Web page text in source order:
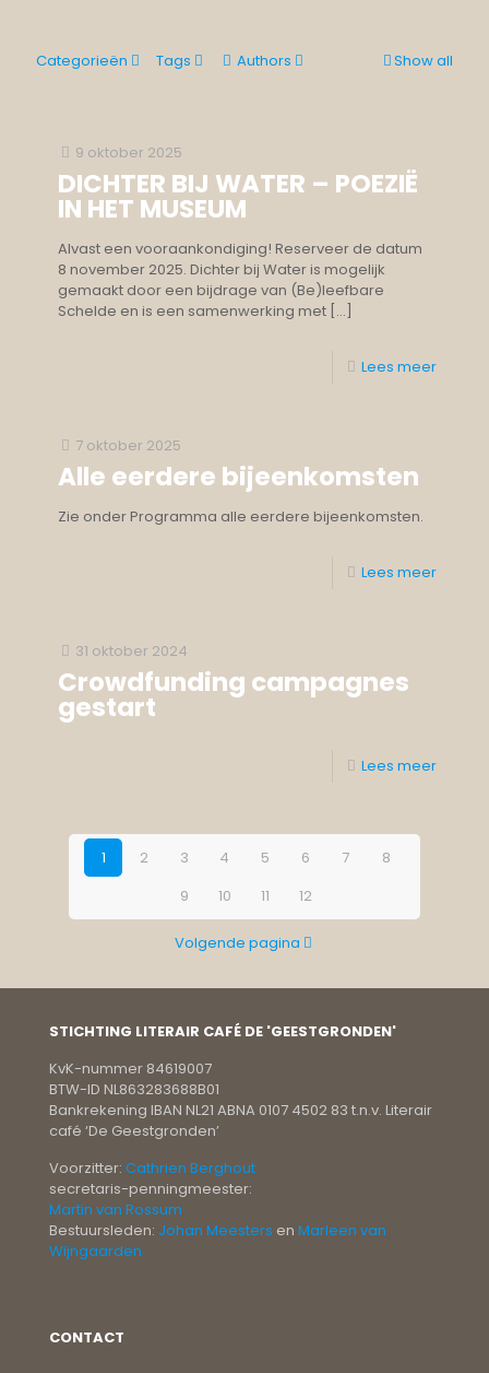
Categorieën Tags Authors Show all
9 oktober 2025
DICHTER BIJ WATER – POEZIË
IN HET MUSEUM
Alvast een vooraankondiging! Reserveer de datum
8 november 2025. Dichter bij Water is mogelijk
gemaakt door een bijdrage van (Be)leefbare
Schelde en is een samenwerking met […]
Lees meer
7 oktober 2025
Alle eerdere bijeenkomsten
Zie onder Programma alle eerdere bijeenkomsten.
Lees meer
31 oktober 2024
Crowdfunding campagnes
gestart
Lees meer
1 2 3 4 5 6 7
8
9
10 11 12
Volgende pagina
STICHTING LITERAIR CAFÉ DE 'GEESTGRONDEN'
KvK-nummer 84619007
BTW-ID NL863283688B01
Bankrekening IBAN NL21 ABNA 0107 4502 83 t.n.v. Literair
café ‘De Geestgronden’
Voorzitter: Cathrien Berghout
secretaris-penningmeester:
Martin van Rossum
Bestuursleden: Johan Meesters en Marleen van
Wijngaarden
CONTACT